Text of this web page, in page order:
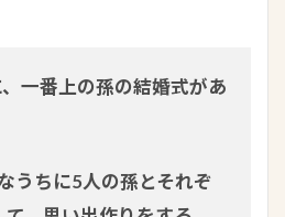
一番上の孫の結婚式があ
うちに5人の孫とそれぞ